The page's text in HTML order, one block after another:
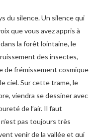
du silence. Un silence qui
que vous avez appris à
la forêt lointaine, le
des insectes,
de frémissement cosmique
ciel. Sur cette trame, le
viendra se dessiner avec
de l’air. Il faut
pas toujours très
venir de la vallée et qui